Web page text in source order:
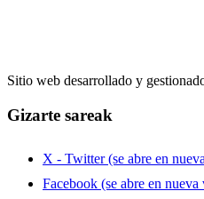
Sitio web desarrollado y
Gizarte sareak
X - Twitter (se abre en
Facebook (se abre en nueva